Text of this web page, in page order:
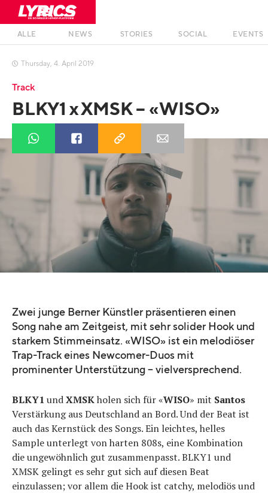
ALLE NEWS STORIES SOCIAL EVENTS
 Thursday, 4. April 2019
Track
BLKY1 x XMSK – «WISO»
Zwei junge Berner Künstler präsentieren einen
Song nahe am Zeitgeist, mit sehr solider Hook und
starkem Stimmeinsatz. «WISO» ist ein melodiöser
Trap-Track eines Newcomer-Duos mit
prominenter Unterstützung – vielversprechend.
BLKY1 undXMSKholen sich für «WISO» mit Santos
Verstärkung aus Deutschland an Bord. Und der Beat ist
auch das Kernstück des Songs. Ein leichtes, helles
Sample unterlegt von harten 808s, eine Kombination
die ungewöhnlich gut zusammenpasst. BLKY1 und
XMSK gelingt es sehr gut sich auf diesen Beat
einzulassen; vor allem die Hook ist catchy, melodiös und